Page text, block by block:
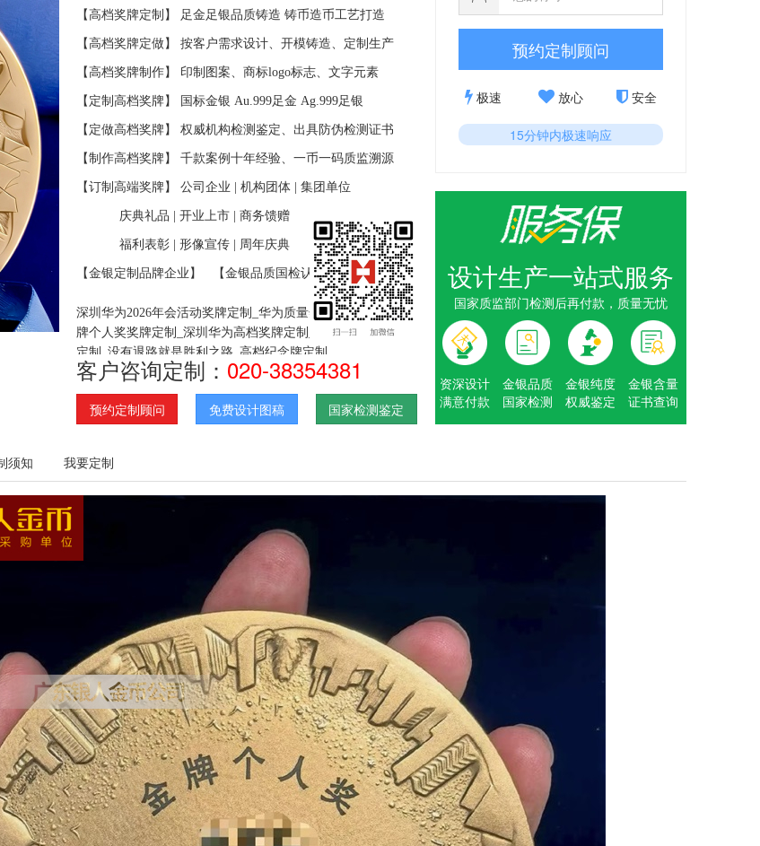
【高档奖牌定制】 足金足银品质铸造 铸币造币工艺打造
【高档奖牌定做】 按客户需求设计、开模铸造、定制生产
【高档奖牌制作】 印制图案、商标logo标志、文字元素
【定制 高档奖牌】 国标金银 Au.999足金 Ag.999足银
【定做高档奖牌】 权威机构检测鉴定、出具防伪检测证书
【制作高档奖牌】 千款案例十年经验、一币一码质监溯源
【订制 高端奖牌】 公司企业 | 机构团体 | 集团单位
庆典礼品 | 开业上市 | 商务馈赠
福利表彰 | 形像宣传 | 周年庆典
【金银定制品牌企业】 【金银品质国检认证】
深圳华为2026年会活动奖牌定制_华为质量奖奖牌制作 _华为金
牌个人奖奖牌定制
_深圳华为高档奖牌定制_ 深圳华为
高端奖牌
定制 _没有退路就是胜利之路_高档纪念牌定制
客户咨询定制： 020-38354381
预约定制顾问 免费设计图稿 国家检测鉴定
预约定制顾问
极速 放心 安全
15分钟内极速响应
设计生产一站式服务
国家质监部门检测后再付款，质量无忧
资深设计
满意付款
金银品质
国家检测
金银纯度
权威鉴定
金银含量
证书查询
须知 我要定制